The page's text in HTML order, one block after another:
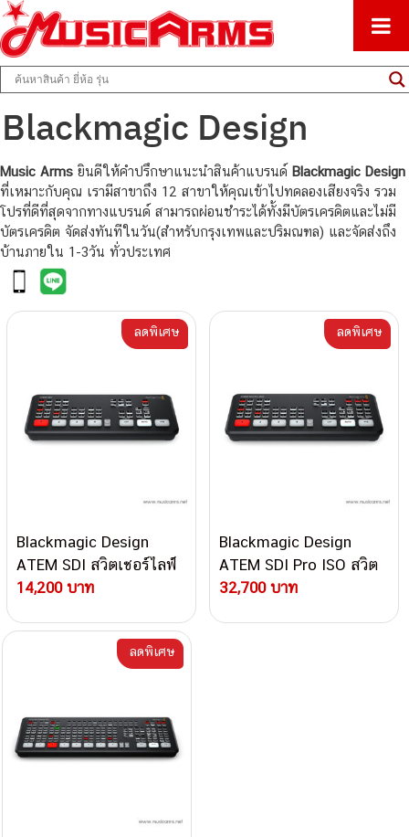
Music Arms
ศูนย์รวมครื่องดนตรีทุกชนิด ตั้งแต่เริ่มต้นถึงมืออาชีพ
Blackmagic Design
Music Arms ยินดีให้คำปรึกษาแนะนำสินค้าแบรนด์ Blackmagic Design
ที่เหมาะกับคุณ เรามีสาขาถึง 12 สาขาให้คุณเข้าไปทดลองเสียงจริง รวม
โปรที่ดีที่สุดจากทางแบรนด์ สามารถผ่อนชำระได้ทั้งมีบัตรเครดิตและไม่มี
บัตรเครดิต จัดส่งทันทีในวัน(สำหรับกรุงเทพและปริมณฑล) และจัดส่งถึง
บ้านภายใน 1-3วัน ทั่วประเทศ
Blackmagic Design
ATEM SDI สวิตเชอร์ไลฟ์
โปรดักชัน
14,200 บาท
ลดพิเศษ
Blackmagic Design
ATEM SDI Pro ISO สวิต
เชอร์ไลฟ์โปรดักชัน
32,700 บาท
ลดพิเศษ
ลดพิเศษ